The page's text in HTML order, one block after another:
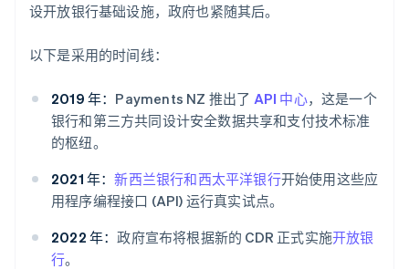
设开放银行基础设施，政府也紧随其后。
以下是采用的时间线：
2019 年： Payments NZ 推出了 API 中心，这是一个
银行和第三方共同设计安全数据共享和支付技术标准
的枢纽。
2021 年：新西兰银行和西太平洋银行开始使用这些应
用程序编程接口 (API) 运行真实试点。
2022 年：政府宣布将根据新的 CDR 正式实施开放银
行。